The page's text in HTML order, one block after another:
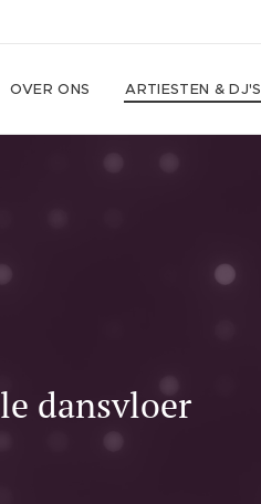
OVER ONS ARTIESTEN & DJ'S
dansvloer